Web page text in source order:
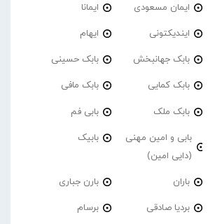
ایمان مسعودی ایمانا
ایندیکتونی ایهام
بابک جهانبخش بابک حسینی
بابک کمایی بابک مافی
بابک ملک بابی فم
بابی و امین مهنی
(دایی امین)
بابیک
باران بارن جباری
بردیا صادقی برسام